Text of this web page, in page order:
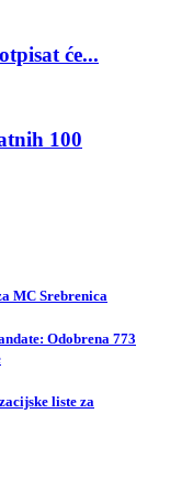
će...
100
MC Srebrenica
Odobrena 773
liste za